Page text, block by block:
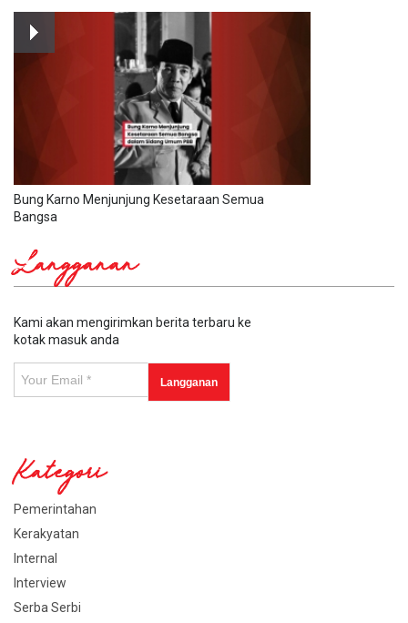
Bung Karno Menjunjung Kesetaraan Semua
Bangsa
Langganan
Kami akan mengirimkan berita terbaru ke
kotak masuk anda
Kategori
Pemerintahan
Kerakyatan
Internal
Interview
Serba Serbi